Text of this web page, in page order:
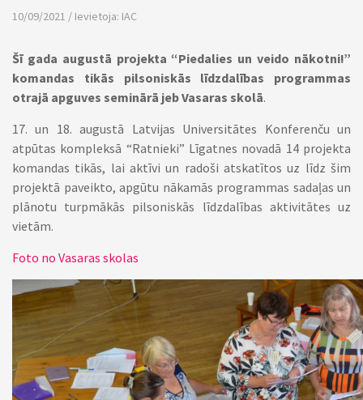
10/09/2021 / Ievietoja: IAC
Šī gada augustā projekta “Piedalies un veido nākotni!”
komandas tikās pilsoniskās līdzdalības programmas
otrajā apguves seminārā jeb Vasaras skolā.
17. un 18. augustā Latvijas Universitātes Konferenču un
atpūtas kompleksā “Ratnieki” Līgatnes novadā 14 projekta
komandas tikās, lai aktīvi un radoši atskatītos uz līdz šim
projektā paveikto, apgūtu nākamās programmas sadaļas un
plānotu turpmākās pilsoniskās līdzdalības aktivitātes uz
vietām.
Foto no Vasaras skolas